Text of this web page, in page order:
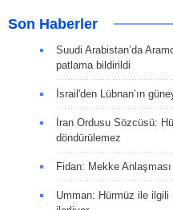
Son Haberler
Suudi Arabistan’da
patlama bildirildi
İsrail'den Lübnan’ın
İran Ordusu Sözcüsü:
döndürülemez
Fidan: Mekke
Umman: Hürmüz ile